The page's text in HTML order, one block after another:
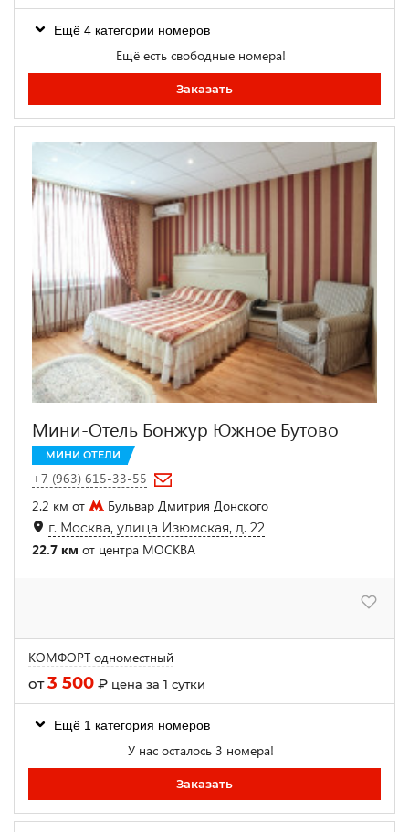
Ещё 4 категории номеров
Ещё есть свободные номера!
Заказать
Мини-Отель Бонжур Южное Бутово
МИНИ ОТЕЛИ
+7 (963) 615-33-55
2.2 км от
Бульвар Дмитрия Донского
г. Москва, улица Изюмская, д. 22
22.7 км от центра МОСКВА
КОМФОРТ одноместный
от3 500 ₽ цена за 1 сутки
Ещё 1 категория номеров
У нас осталось 3 номера!
Заказать